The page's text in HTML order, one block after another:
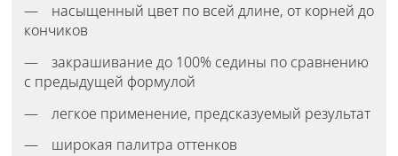
насыщенный цвет по всей длине, от корней до
кончиков
закрашивание до 100% седины по сравнению
с предыдущей формулой
легкое применение, предсказуемый результат
широкая палитра оттенков